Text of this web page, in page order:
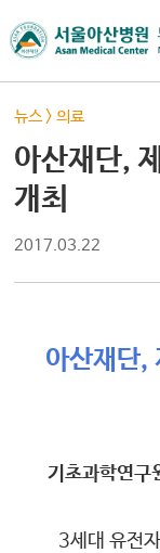
뉴스 >의료
아산재단,
개최
2017.03.22
아산재단,
기초과학연구
3세대 유전